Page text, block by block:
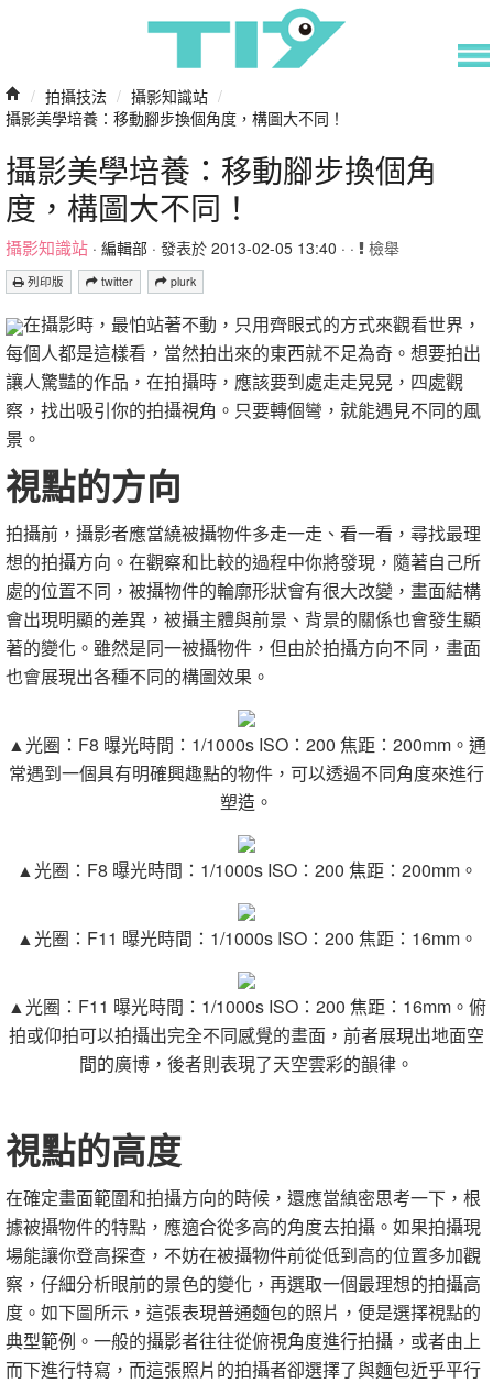
/ 拍攝技法 / 攝影知識站 /
攝影美學培養：移動腳步換個角度，構圖大不同！
攝影美學培養：移動腳步換個角
度，構圖大不同！
攝影知識站 · 編輯部 · 發表於 2013-02-05 13:40 · · 檢舉
列印版 twitter plurk
在攝影時，最怕站著不動，只用齊眼式的方式來觀看世界，
每個人都是這樣看，當然拍出來的東西就不足為奇。想要拍出
讓人驚豔的作品，在拍攝時，應該要到處走走晃晃，四處觀
察，找出吸引你的拍攝視角。只要轉個彎，就能遇見不同的風
景。
視點的方向
拍攝前，攝影者應當繞被攝物件多走一走、看一看，尋找最理
想的拍攝方向。在觀察和比較的過程中你將發現，隨著自己所
處的位置不同，被攝物件的輪廓形狀會有很大改變，畫面結構
會出現明顯的差異，被攝主體與前景、背景的關係也會發生顯
著的變化。雖然是同一被攝物件，但由於拍攝方向不同，畫面
也會展現出各種不同的構圖效果。
▲光圈： F8 曝光時間： 1/1000s ISO： 200 焦距： 200mm。通
常遇到一個具有明確興趣點的物件，可以透過不同角度來進行
塑造。
▲光圈： F8 曝光時間： 1/1000s ISO： 200 焦距： 200mm。
▲光圈： F11 曝光時間： 1/1000s ISO：200 焦距： 16mm。
▲光圈： F11 曝光時間： 1/1000s ISO：200 焦距： 16mm。俯
拍或仰拍可以拍攝出完全不同感覺的畫面，前者展現出地面空
間的廣博，後者則表現了天空雲彩的韻律。
視點的高度
在確定畫面範圍和拍攝方向的時候，還應當縝密思考一下，根
據被攝物件的特點，應適合從多高的角度去拍攝。如果拍攝現
場能讓你登高探查，不妨在被攝物件前從低到高的位置多加觀
察，仔細分析眼前的景色的變化，再選取一個最理想的拍攝高
度。如下圖所示，這張表現普通麵包的照片，便是選擇視點的
典型範例。一般的攝影者往往從俯視角度進行拍攝，或者由上
而下進行特寫，而這張照片的拍攝者卻選擇了與麵包近乎平行